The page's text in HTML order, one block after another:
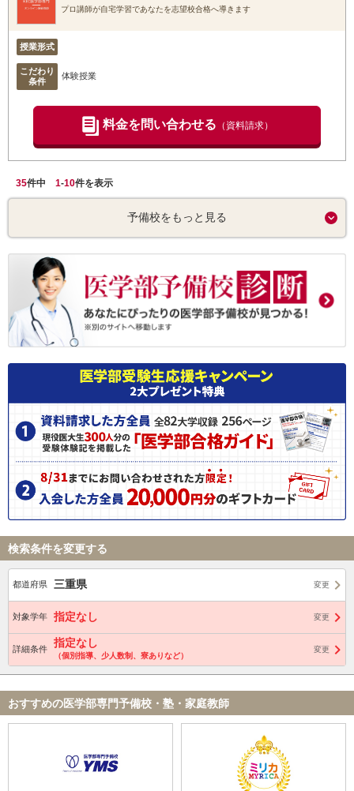
プロ講師が自宅学習であなたを志望校合格へ導きます
授業形式
こだわり
条件
体験授業
料金を問い合わせる （資料請求）
35件中 1-10件を表示
予備校をもっと見る
検索条件を変更する
都道府県 三重県 変更
対象学年 指定なし 変更
詳細条件 指定なし
（個別指導、少人数制、寮ありなど）
変更
おすすめの医学部専門予備校・塾・家庭教師